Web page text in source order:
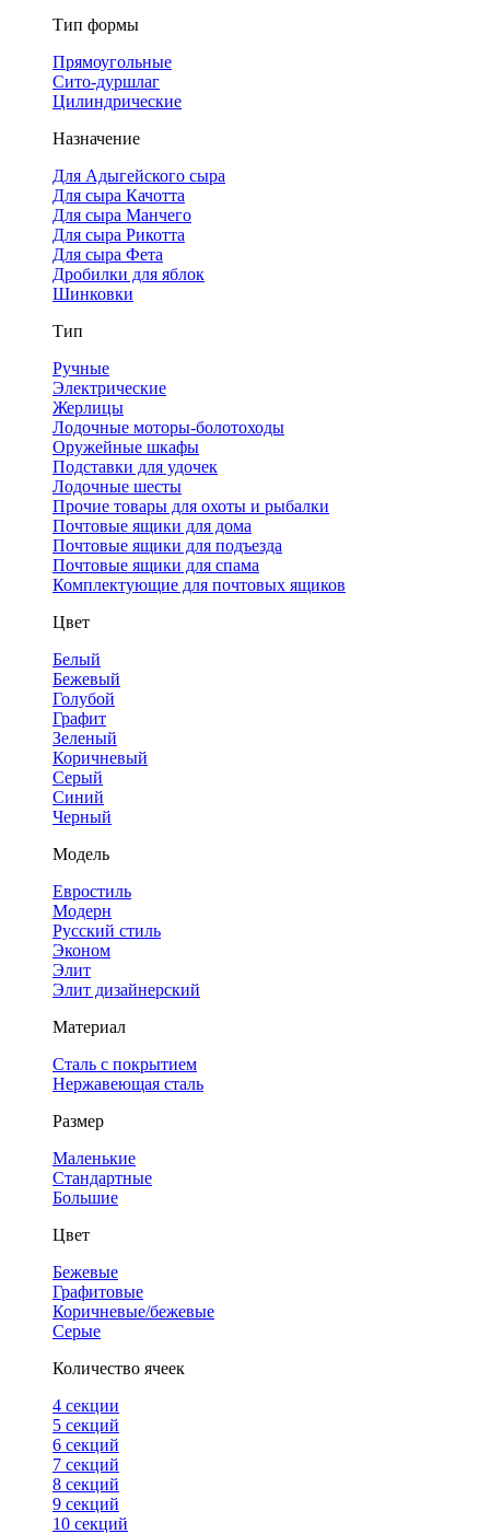
Тип формы
Прямоугольные
Сито-дуршлаг
Цилиндрические
Назначение
Для Адыгейского сыра
Для сыра Качотта
Для сыра Манчего
Для сыра Рикотта
Для сыра Фета
Дробилки для яблок
Шинковки
Тип
Ручные
Электрические
Жерлицы
Лодочные моторы-болотоходы
Оружейные шкафы
Подставки для удочек
Лодочные шесты
Прочие товары для охоты и рыбалки
Почтовые ящики для дома
Почтовые ящики для подъезда
Почтовые ящики для спама
Комплектующие для почтовых ящиков
Цвет
Белый
Бежевый
Голубой
Графит
Зеленый
Коричневый
Серый
Синий
Черный
Модель
Евростиль
Модерн
Русский стиль
Эконом
Элит
Элит дизайнерский
Материал
Сталь с покрытием
Нержавеющая сталь
Размер
Маленькие
Стандартные
Большие
Цвет
Бежевые
Графитовые
Коричневые/бежевые
Серые
Количество ячеек
4 cекции
5 секций
6 секций
7 секций
8 секций
9 секций
10 секций